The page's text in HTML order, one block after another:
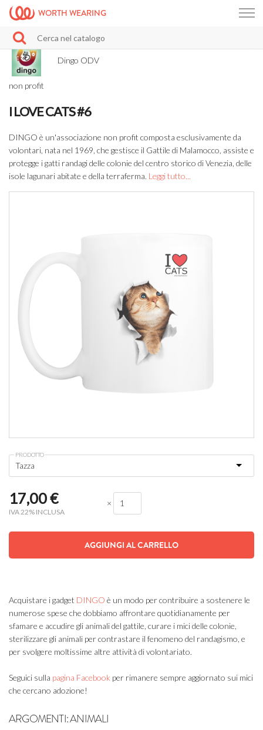
WORTH WEARING
Dingo ODV
non profit
I LOVE CATS #6
DINGO è un'associazione non profit composta esclusivamente da
volontari, nata nel 1969, che gestisce il Gattile di Malamocco, assiste e
protegge i gatti randagi delle colonie del centro storico di Venezia, delle
isole lagunari abitate e della terraferma. Leggi tutto...
PRODOTTO
17,00€
IVA 22% INCLUSA
×
AGGIUNGI AL CARRELLO
Acquistare i gadget DINGO è un modo per contribuire a sostenere le
numerose spese che dobbiamo affrontare quotidianamente per
sfamare e accudire gli animali del gattile, curare i mici delle colonie,
sterilizzare gli animali per contrastare il fenomeno del randagismo, e
per svolgere moltissime altre attività di volontariato.
Seguici sulla pagina Facebook per rimanere sempre aggiornato sui mici
che cercano adozione!
ARGOMENTI:ANIMALI